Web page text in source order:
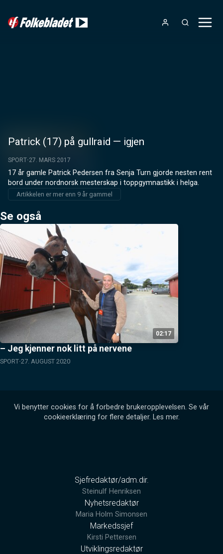
Patrick (17) på gullraid — igjen
SPORT 27. MARS 2017
17 år gamle Patrick Pedersen fra Senja Turn gjorde nesten rent
bord under nordnorsk mesterskap i toppgymnastikk i helga.
Artikkelen er mer enn 9 år gammel
Se også
02:17
– Jeg kjenner nok litt på nervene
SPORT 27. AUGUST 2020
Vi benytter cookies for å forbedre brukeropplevelsen. Se vår
cookieerklæring for flere detaljer. Les mer.
Sjefredaktør/adm.dir.
Steinulf Henriksen
Nyhetsredaktør
Maria Holm Simonsen
Markedssjef
Kirsti Pettersen
Utviklingsredaktør